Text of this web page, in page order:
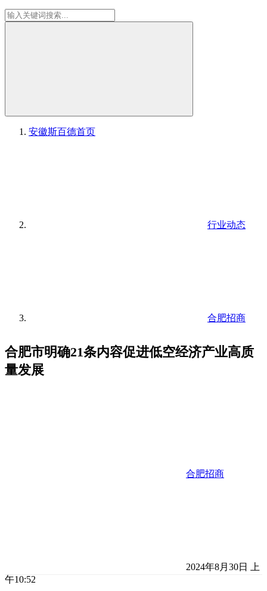
安徽斯百德首页
行业动态
合肥招商
合肥市明确21条内容促进低空经济产业高质
量发展
合肥招商
2024年8月30日 上
午10:52